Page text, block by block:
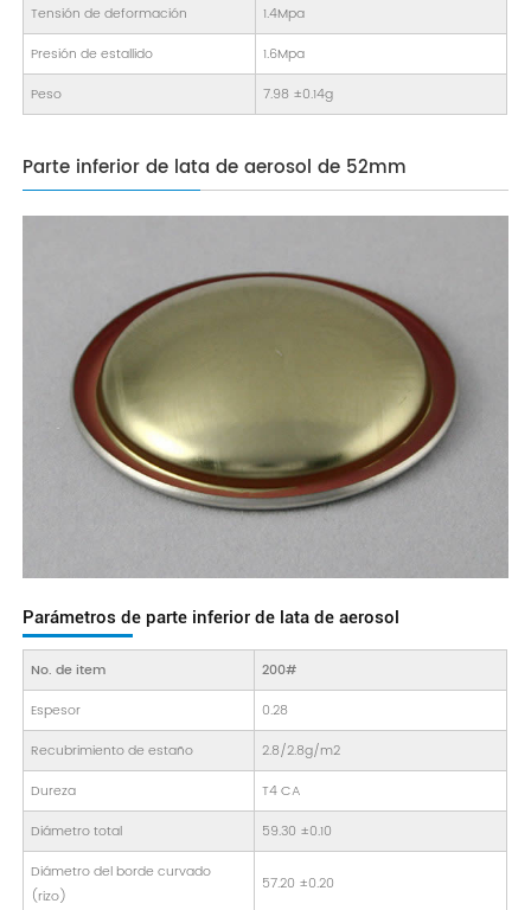
Tensión de deformación
1.4Mpa
Presión de estallido
1.6Mpa
Peso
7.98 ±0.14g
Parte inferior de lata de aerosol de 52mm
Parámetros de parte inferior de lata de aerosol
No. de item
200#
Espesor
0.28
Recubrimiento de estaño
2.8/2.8g/m2
Dureza
T4 CA
Diámetro total
59.30 ±0.10
Diámetro del borde curvado
(rizo)
57.20 ±0.20